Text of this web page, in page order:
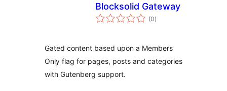
Blocksolid Gateway
(0értékelés
összesen
)
Gated content based upon a Members
Only flag for pages, posts and categories
with Gutenberg support.